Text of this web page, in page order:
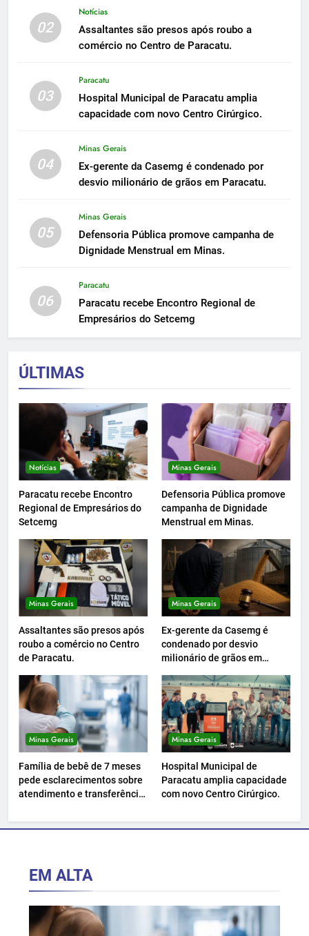
02
Notícias
Assaltantes são presos após roubo a
comércio no Centro de Paracatu.
03
Paracatu
Hospital Municipal de Paracatu amplia
capacidade com novo Centro Cirúrgico.
04
Minas Gerais
Ex-gerente da Casemg é condenado por
desvio milionário de grãos em Paracatu.
05
Minas Gerais
Defensoria Pública promove campanha de
Dignidade Menstrual em Minas.
06
Paracatu
Paracatu recebe Encontro Regional de
Empresários do Setcemg
ÚLTIMAS
Notícias
Paracatu recebe Encontro
Regional de Empresários do
Setcemg
Minas Gerais
Defensoria Pública promove
campanha de Dignidade
Menstrual em Minas.
Minas Gerais
Assaltantes são presos após
roubo a comércio no Centro
de Paracatu.
Minas Gerais
Ex-gerente da Casemg é
condenado por desvio
milionário de grãos em
Minas Gerais
Família de bebê de 7 meses
pede esclarecimentos sobre
atendimento e transferência
Minas Gerais
Hospital Municipal de
Paracatu amplia capacidade
com novo Centro Cirúrgico.
EM ALTA